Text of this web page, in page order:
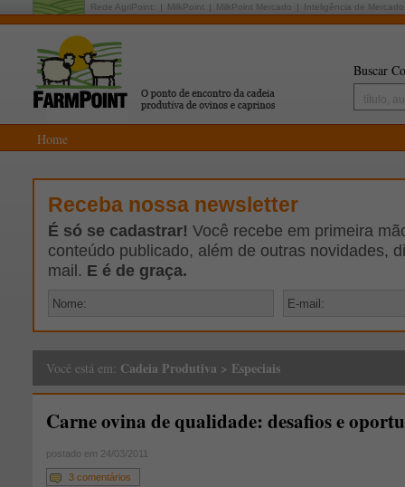
Rede AgriPoint: MilkPoint MilkPoint Mercado Inteligência de Mercado
Buscar
Home
Receba nossa newsletter
É só se cadastrar! Você recebe em primeira
conteúdo publicado, além de outras novidades,
mail. E é de graça.
Você está em: Cadeia Produtiva > Especiais
Carne ovina de qualidade: desafios e
postado em 24/03/2011
3 comentários